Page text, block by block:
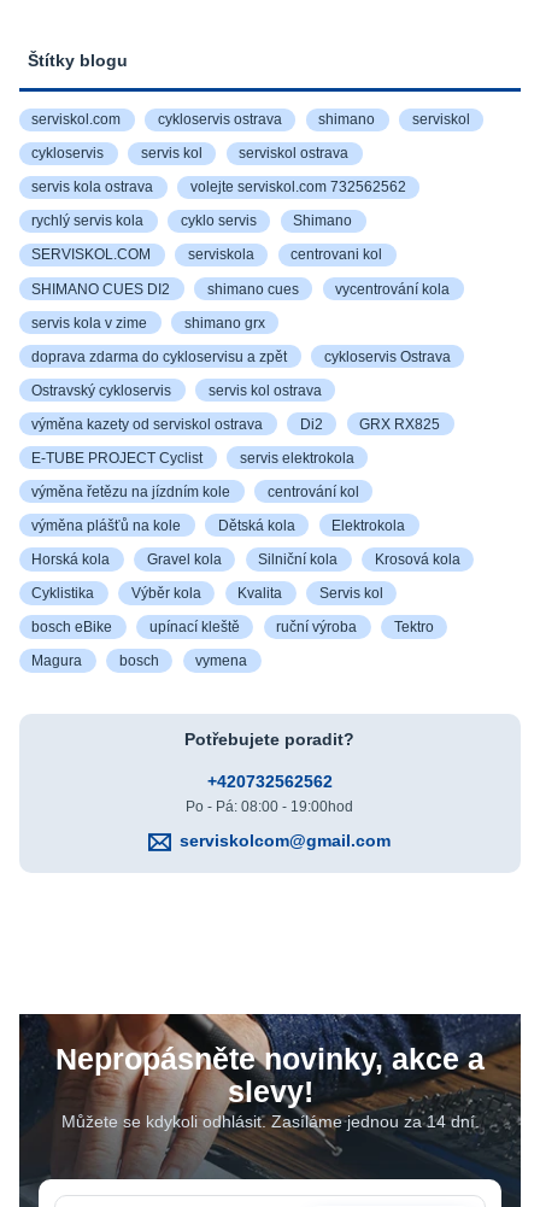
Štítky blogu
serviskol.com cykloservis ostrava shimano serviskol
cykloservis servis kol serviskol ostrava
servis kola ostrava volejte serviskol.com 732562562
rychlý servis kola cyklo servis Shimano
SERVISKOL.COM serviskola centrovani kol
SHIMANO CUES DI2 shimano cues vycentrování kola
servis kola v zime shimano grx
doprava zdarma do cykloservisu a zpět cykloservis Ostrava
Ostravský cykloservis servis kol ostrava
výměna kazety od serviskol ostrava Di2 GRX RX825
E-TUBE PROJECT Cyclist servis elektrokola
výměna řetězu na jízdním kole centrování kol
výměna plášťů na kole Dětská kola Elektrokola
Horská kola Gravel kola Silniční kola Krosová kola
Cyklistika Výběr kola Kvalita Servis kol
bosch eBike upínací kleště ruční výroba Tektro
Magura bosch vymena
Potřebujete poradit?
+420732562562
Po - Pá: 08:00 - 19:00hod
serviskolcom@gmail.com
Nepropásněte novinky, akce a
slevy!
Můžete se kdykoli odhlásit. Zasíláme jednou za 14 dní.